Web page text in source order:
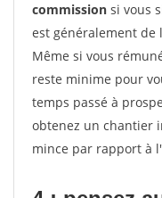
commission si vous
est généralement de
Même si vous
reste minime pour
temps passé à
obtenez un chantier
mince par rapport à